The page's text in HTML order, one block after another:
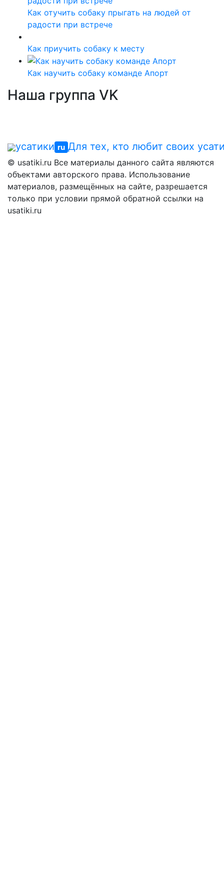
Как отучить собаку прыгать на людей от
радости при встрече
Как приучить собаку к месту
Как научить собаку команде Апорт
Наша группа VK
усатики ru Для тех, кто любит своих
© usatiki.ru Все материалы данного сайта являются
объектами авторского права. Использование
материалов, размещённых на сайте, разрешается
только при условии прямой обратной ссылки на
usatiki.ru